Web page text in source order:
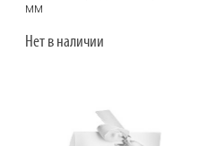
мм
Нет в наличии